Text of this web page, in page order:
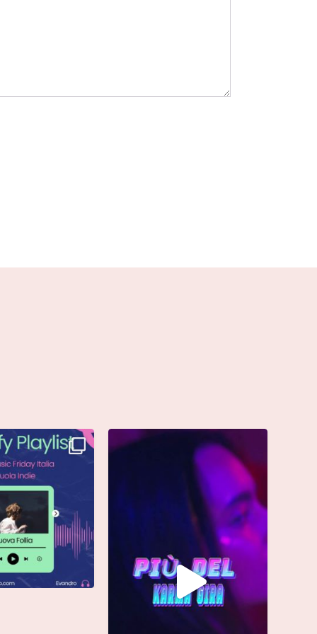
finalmente vostra e
già...
Singolo: “calamita”
Di @vinmart1n...